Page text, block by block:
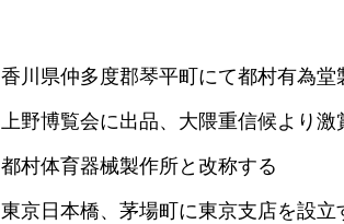
香川県仲多度郡琴平町にて都村有為
上野博覧会に出品、大隈重信候より激
都村体育器械製作所と改称する
東京日本橋、茅場町に東京支店を設立